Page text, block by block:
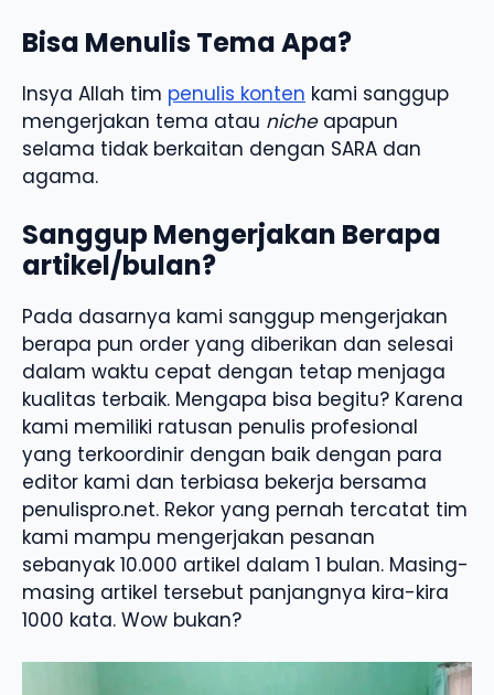
Bisa Menulis Tema Apa?
Insya Allah tim penulis konten kami sanggup
mengerjakan tema atau nicheapapun
selama tidak berkaitan dengan SARA dan
agama.
Sanggup Mengerjakan Berapa
artikel/bulan?
Pada dasarnya kami sanggup mengerjakan
berapa pun order yang diberikan dan selesai
dalam waktu cepat dengan tetap menjaga
kualitas terbaik. Mengapa bisa begitu? Karena
kami memiliki ratusan penulis profesional
yang terkoordinir dengan baik dengan para
editor kami dan terbiasa bekerja bersama
penulispro.net. Rekor yang pernah tercatat tim
kami mampu mengerjakan pesanan
sebanyak 10.000 artikel dalam 1 bulan. Masing-
masing artikel tersebut panjangnya kira-kira
1000 kata. Wow bukan?